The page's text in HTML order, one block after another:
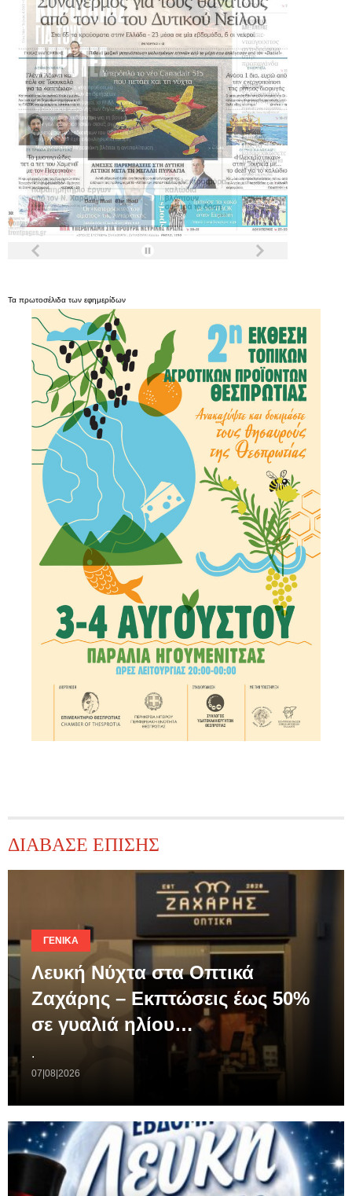
Τα πρωτοσέλιδα των εφημερίδων
ΔΙΑΒΑΣΕ ΕΠΙΣΗΣ
ΓΕΝΙΚΆ
Λευκή Νύχτα στα Οπτικά
Ζαχάρης – Εκπτώσεις έως 50%
σε γυαλιά ηλίου…
.
07|08|2026